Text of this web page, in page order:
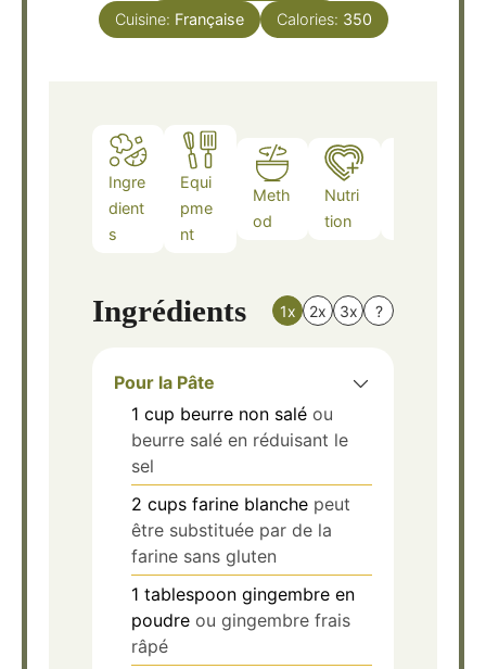
Cuisine: Française Calories: 350
Ingre
dient
s
Equi
pme
nt
Meth
od
Nutri
tion
Ingrédients 1x 2x 3x ?
Pour la Pâte
1 cup beurre non salé ou
beurre salé en réduisant le
sel
2 cups farine blanche peut
être substituée par de la
farine sans gluten
1 tablespoon gingembre en
poudre ou gingembre frais
râpé